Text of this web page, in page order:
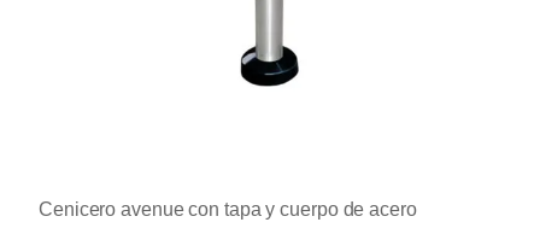
Cenicero avenue con tapa y cuerpo de acero